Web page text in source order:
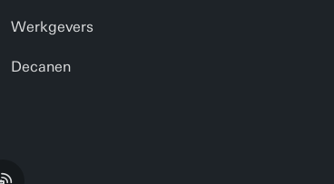
Werkgevers
Decanen